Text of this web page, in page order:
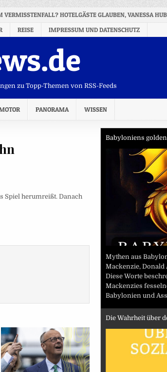
HOTELGÄSTE GLAUBEN, VANESSA
REISE IMPRESSUM UND DATENSCHUTZ
zu Topp-Themen von RSS-Feeds
PANORAMA WISSEN
Spiel herumreißt. Danach
Babyloniens
Mythen aus
Mackenzie, Donald
Diese Worte
Mackenzies
Babylonien und
Die Wahrheit über